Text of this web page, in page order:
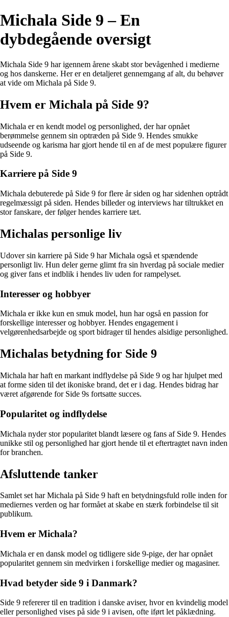
Michala Side 9 – En
dybdegående oversigt
Michala Side 9 har igennem årene skabt stor bevågenhed i medierne
og hos danskerne. Her er en detaljeret gennemgang af alt, du behøver
at vide om Michala på Side 9.
Hvem er Michala på Side 9?
Michala er en kendt model og personlighed, der har opnået
berømmelse gennem sin optræden på Side 9. Hendes smukke
udseende og karisma har gjort hende til en af de mest populære figurer
på Side 9.
Karriere på Side 9
Michala debuterede på Side 9 for flere år siden og har sidenhen optrådt
regelmæssigt på siden. Hendes billeder og interviews har tiltrukket en
stor fanskare, der følger hendes karriere tæt.
Michalas personlige liv
Udover sin karriere på Side 9 har Michala også et spændende
personligt liv. Hun deler gerne glimt fra sin hverdag på sociale medier
og giver fans et indblik i hendes liv uden for rampelyset.
Interesser og hobbyer
Michala er ikke kun en smuk model, hun har også en passion for
forskellige interesser og hobbyer. Hendes engagement i
velgørenhedsarbejde og sport bidrager til hendes alsidige personlighed.
Michalas betydning for Side 9
Michala har haft en markant indflydelse på Side 9 og har hjulpet med
at forme siden til det ikoniske brand, det er i dag. Hendes bidrag har
været afgørende for Side 9s fortsatte succes.
Popularitet og indflydelse
Michala nyder stor popularitet blandt læsere og fans af Side 9. Hendes
unikke stil og personlighed har gjort hende til et eftertragtet navn inden
for branchen.
Afsluttende tanker
Samlet set har Michala på Side 9 haft en betydningsfuld rolle inden for
mediernes verden og har formået at skabe en stærk forbindelse til sit
publikum.
Hvem er Michala?
Michala er en dansk model og tidligere side 9-pige, der har opnået
popularitet gennem sin medvirken i forskellige medier og magasiner.
Hvad betyder side 9 i Danmark?
Side 9 refererer til en tradition i danske aviser, hvor en kvindelig model
eller personlighed vises på side 9 i avisen, ofte iført let påklædning.